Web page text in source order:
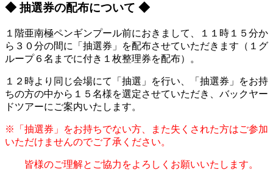
◆ 抽選券の配布について ◆
１階亜南極ペンギンプール前におきまして、１１時１５分か
ら３０分の間に「抽選券」を配布させていただきます（１グ
ループ６名までに付き１枚整理券を配布）。
１２時より同じ会場にて「抽選」を行い、「抽選券」をお持
ちの方の中から１５名様を選定させていただき、バックヤー
ドツアーにご案内いたします。
※「抽選券」をお持ちでない方、また失くされた方はご参加
いただけませんのでご了承ください。
皆様のご理解とご協力をよろしくお願いいたします。